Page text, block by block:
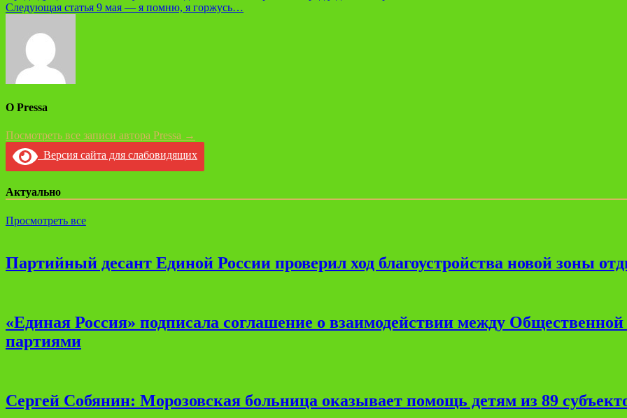
по
записям
Следующая статья 9 мая — я помню, я горжусь…
О Pressa
Посмотреть все записи автора Pressa →
Версия сайта для слабовидящих
Актуально
Просмотреть все
Партийный десант Единой России проверил ход благоустройства новой зоны
«Единая Россия» подписала соглашение о взаимодействии между
партиями
Сергей Собянин: Морозовская больница оказывает помощь детям из 89